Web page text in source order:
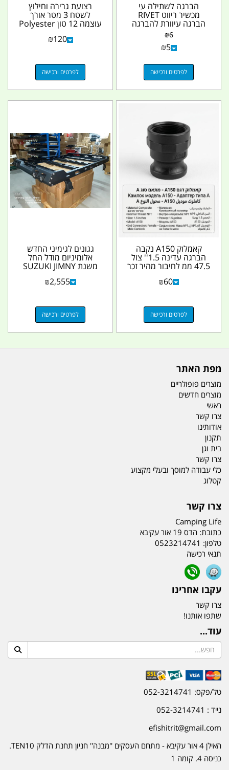
הברגה לשתילה עי
מכשיר ריווט RIVET
הברגה עיוורת להברגה
10 M המחיר ליחידה
אחת...
₪6
₪5
לפרטים ורכישה
רצועת גרירה וחילוץ
לשטח 3 מטר אורך
עוצמה 12 טון Polyester
צבע כחול קמפינג לייף
₪120
לפרטים ורכישה
קאמלוק A150 נקבה
הברגה עדינה 1.5'' צול
47.5 ממ לחיבור מהיר זכר
₪60
לפרטים ורכישה
גגונים לגימיני החדש
אלומיניום מודל החל
משנת SUZUKI JIMNY
2020 עם פנסים וללא
סולם...₪2,555
לפרטים ורכישה
מפת האתר
מוצרים פופולריים
מוצרים חדשים
ראשי
צרו קשר
אודותינו
תקנון
בית וגן
צרו קשר
כלי עבודה למוסך ובעלי מקצוע
קטלוג
צרו קשר
Camping Life
כתובת: הדס 19 אור עקיבא
טלפון: 0523214741
תנאי רכישה
עקבו אחרינו
צרו קשר
שתפו אותנו!
עוד...
טל/פקס: 052-3214741
נייד : 052-3214741
efishitrit@gmail.com
האילן 4 אור עקיבא - מתחם העסקים ''מבנה'' חניון תחנת הדלק TEN10.
כניסה 4. קומה 1